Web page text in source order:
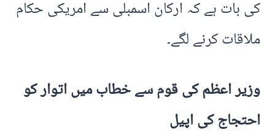
کی بات ہے کہ ارکان اسمبلی سے امریکی حکام
ملاقات کرنے لگے۔
وزیر اعظم کی قوم سے خطاب میں اتوار کو
احتجاج کی اپیل